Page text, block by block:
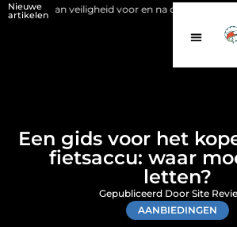
Nieuwe
artikelen
veiligheid voor en na de SCIOS-keuring van de
Een gids voor het
fietsaccu: waar
letten?
AANBIEDINGEN
Gepubliceerd Door Site